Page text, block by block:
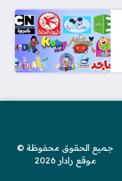
جميع الحقوق محفوظة ©
موقع رادار 2026